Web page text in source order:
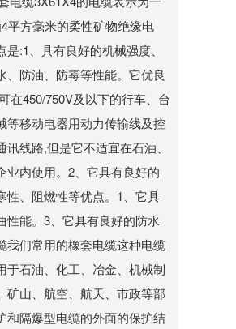
平方毫米的柔性矿物绝缘电
是:1、具有良好的机械强度、
、防油、防霉等性能。它优良
在450/750V及以下的行车、台
等移动电器用动力传输线及控
讯线路,但是它不适宜在石油、
业内使用。2、它具有良好的
性、阻燃性等优点。1、它具
性能。3、它具有良好的防水
我们常用的橡套电缆这种电缆
于石油、化工、冶金、机械制
矿山、航空、航天、市政等部
和隔爆型电缆的外面的保护结